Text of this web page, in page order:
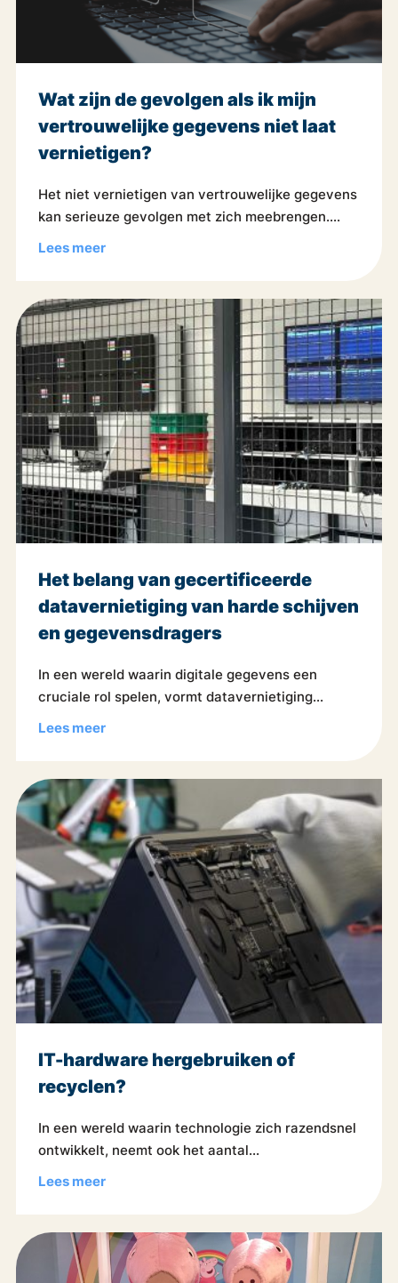
Wat zijn de gevolgen als ik mijn
vertrouwelijke gegevens niet laat
vernietigen?
Het niet vernietigen van vertrouwelijke gegevens
kan serieuze gevolgen met zich meebrengen....
Lees meer
Het belang van gecertificeerde
datavernietiging van harde schijven
en gegevensdragers
In een wereld waarin digitale gegevens een
cruciale rol spelen, vormt datavernietiging...
Lees meer
IT-hardware hergebruiken of
recyclen?
In een wereld waarin technologie zich razendsnel
ontwikkelt, neemt ook het aantal...
Lees meer